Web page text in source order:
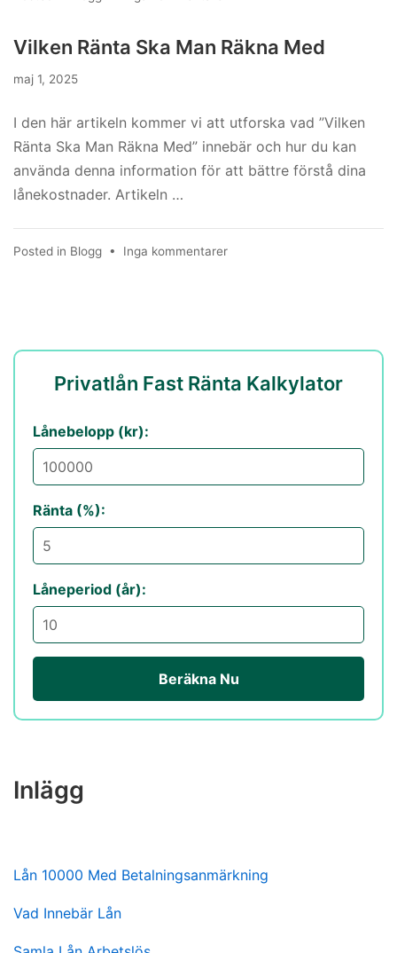
På
Bostad
Vilken Ränta Ska Man Räkna Med
maj 1, 2025
I den här artikeln kommer vi att utforska vad ”Vilken
Ränta Ska Man Räkna Med” innebär och hur du kan
använda denna information för att bättre förstå dina
lånekostnader. Artikeln …
Posted in Blogg • Inga kommentarertill
Räkna
Privatlån Fast Ränta Kalkylator
Lånebelopp (kr):
Ränta (%):
Låneperiod (år):
Beräkna Nu
Inlägg
Lån 10000 Med Betalningsanmärkning
Vad Innebär Lån